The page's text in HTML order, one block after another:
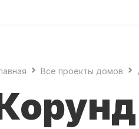
Все проекты домов